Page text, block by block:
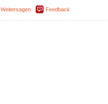
Weitersagen Feedback